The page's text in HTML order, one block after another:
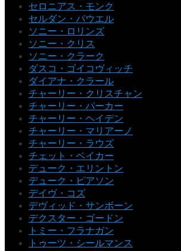
セロニアス・モンク
セルダン・パウエル
ソニー・ロリンズ
ソニー・クリス
ソニー・クラーク
ダスコ・ゴイコヴィッチ
ダイアナ・クラール
チャーリー・クリスチャン
チャーリー・パーカー
チャーリー・ヘイデン
チャーリー・マリアーノ
チャーリー・ラウズ
チェット・ベイカー
デューク・エリントン
デューク・ピアソン
デイヴ・コズ
デヴィッド・サンボーン
デクスター・ゴードン
トミー・フラナガン
トゥーツ・シールマンス